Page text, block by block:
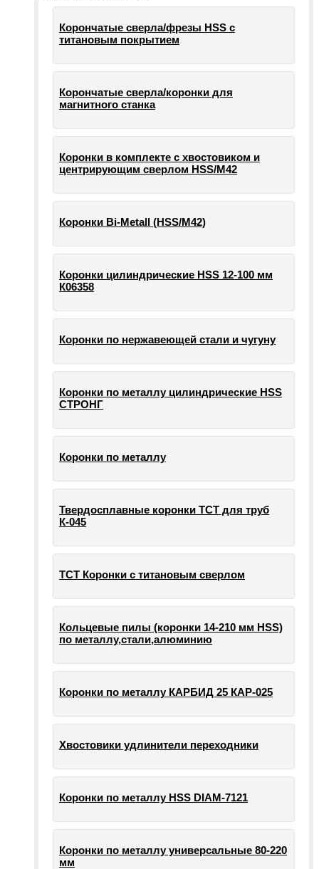
Корончатые сверла/фрезы HSS c
титановым покрытием
Корончатые сверла/коронки для
магнитного станка
Коронки в комплекте с хвостовиком и
центрирующим сверлом HSS/М42
Коронки Bi-Metall (HSS/М42)
Коронки цилиндрические HSS 12-100 мм
К06358
Коронки по нержавеющей стали и чугуну
Коронки по металлу цилиндрические HSS
СТРОНГ
Коронки по металлу
Твердосплавные коронки ТСТ для труб
К-045
ТСТ Коронки с титановым сверлом
Кольцевые пилы (коронки 14-210 мм HSS)
по металлу,стали,алюминию
Коронки по металлу КАРБИД 25 КАР-025
Хвостовики удлинители переходники
Коронки по металлу HSS DIAM-7121
Коронки по металлу универсальные 80-220
мм